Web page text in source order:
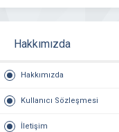
Hakkımızda
Hakkımızda
Kullanıcı Sözleşmesi
İletişim